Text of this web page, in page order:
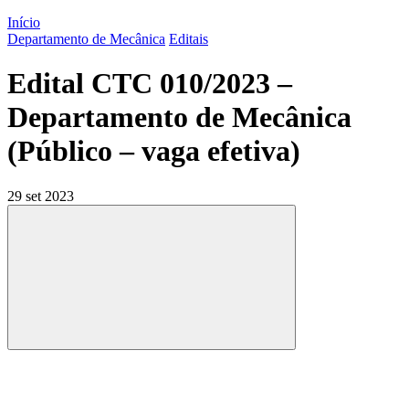
Início
Departamento de Mecânica Editais
Edital CTC 010/2023 –
Departamento de Mecânica
(Público – vaga efetiva)
29 set 2023
Compartilhar